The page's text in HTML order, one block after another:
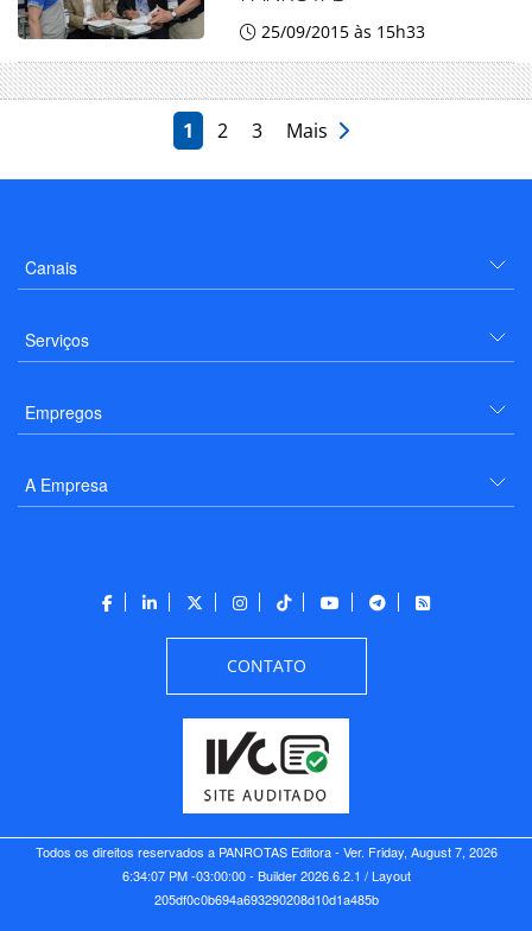
25/09/2015 às 15h33
1 2 3 Mais
Canais
Serviços
Empregos
A Empresa
CONTATO
Todos os direitos reservados a PANROTAS Editora - Ver. Friday, August 7, 2026
6:34:07 PM -03:00:00 - Builder 2026.6.2.1 / Layout
205df0c0b694a693290208d10d1a485b